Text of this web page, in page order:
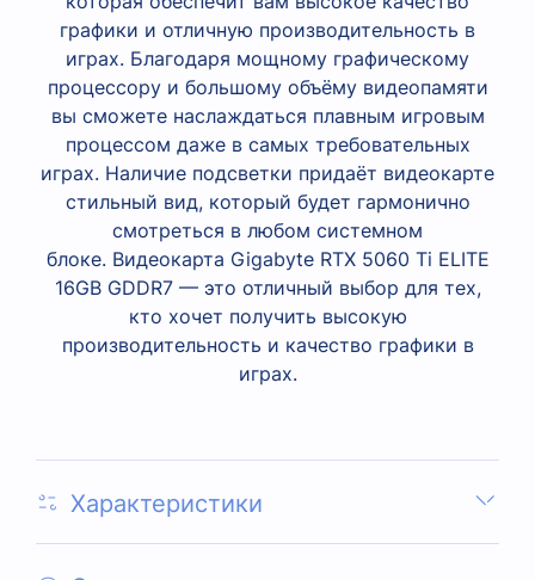
графики и отличную производительность в
играх. Благодаря мощному графическому
процессору и большому объёму видеопамяти
вы сможете наслаждаться плавным игровым
процессом даже в самых требовательных
играх. Наличие подсветки придаёт видеокарте
стильный вид, который будет гармонично
смотреться в любом системном
блоке. Видеокарта Gigabyte RTX 5060 Ti ELITE
16GB GDDR7 — это отличный выбор для тех,
кто хочет получить высокую
производительность и качество графики в
играх.
Характеристики